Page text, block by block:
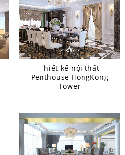
Thiết kế nội thất
Penthouse HongKong
Tower